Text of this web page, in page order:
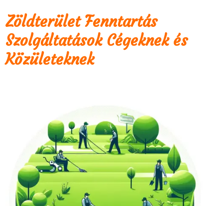
Zöldterület Fenntartás
Szolgáltatások Cégeknek és
Közületeknek